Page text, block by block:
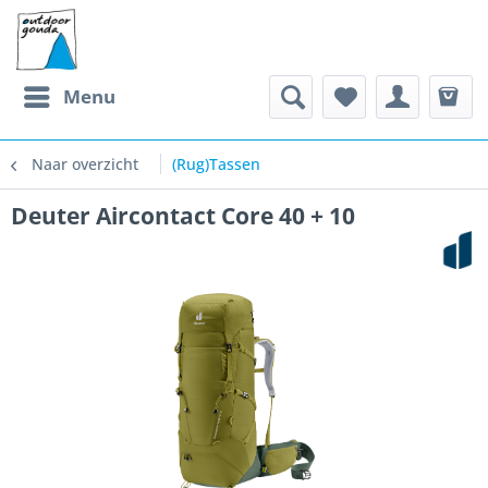
Menu
Naar overzicht (Rug)Tassen
Deuter Aircontact Core 40 + 10